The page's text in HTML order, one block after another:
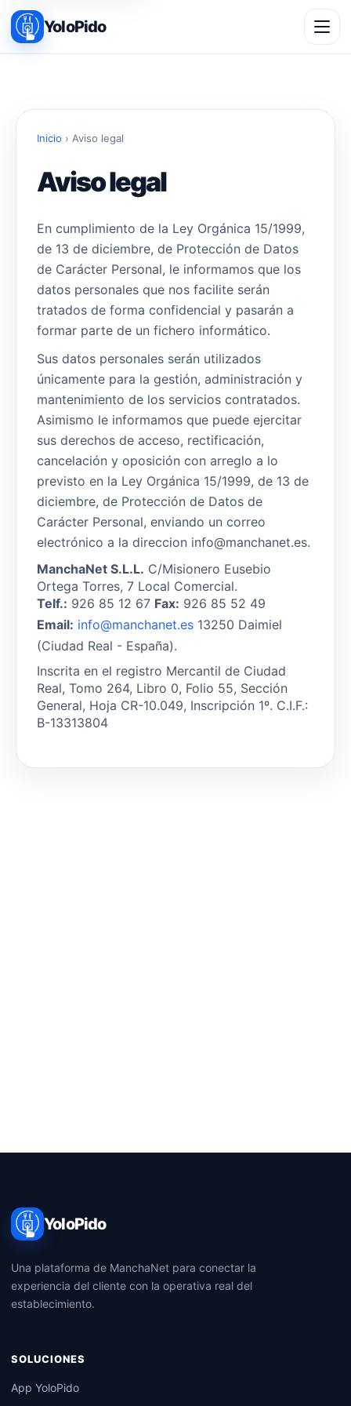
YoloPido
Inicio › Aviso legal
Aviso legal
En cumplimiento de la Ley Orgánica 15/1999,
de 13 de diciembre, de Protección de Datos
de Carácter Personal, le informamos que los
datos personales que nos facilite serán
tratados de forma confidencial y pasarán a
formar parte de un fichero informático.
Sus datos personales serán utilizados
únicamente para la gestión, administración y
mantenimiento de los servicios contratados.
Asimismo le informamos que puede ejercitar
sus derechos de acceso, rectificación,
cancelación y oposición con arreglo a lo
previsto en la Ley Orgánica 15/1999, de 13 de
diciembre, de Protección de Datos de
Carácter Personal, enviando un correo
electrónico a la direccion info@manchanet.es.
ManchaNet S.L.L. C/Misionero Eusebio
Ortega Torres, 7 Local Comercial.
Telf.: 926 85 12 67 Fax: 926 85 52 49
Email: info@manchanet.es 13250 Daimiel
(Ciudad Real - España).
Inscrita en el registro Mercantil de Ciudad
Real, Tomo 264, Libro 0, Folio 55, Sección
General, Hoja CR-10.049, Inscripción 1º. C.I.F.:
B-13313804
YoloPido
Una plataforma de ManchaNet para conectar la
experiencia del cliente con la operativa real del
establecimiento.
SOLUCIONES
App YoloPido